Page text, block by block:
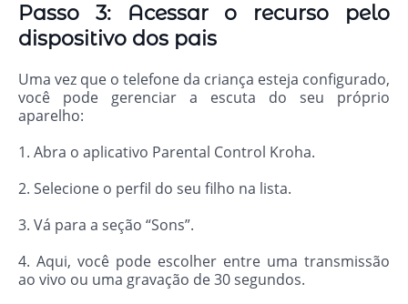
Passo 3: Acessar o recurso pelo
dispositivo dos pais
Uma vez que o telefone da criança esteja configurado,
você pode gerenciar a escuta do seu próprio
aparelho:
1. Abra o aplicativo Parental Control Kroha.
2. Selecione o perfil do seu filho na lista.
3. Vá para a seção “Sons”.
4. Aqui, você pode escolher entre uma transmissão
ao vivo ou uma gravação de 30 segundos.